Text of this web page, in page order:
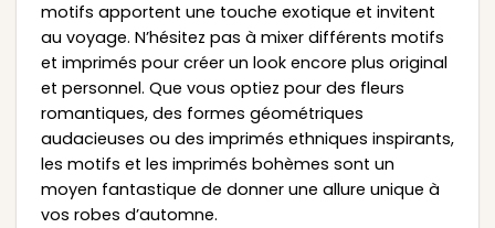
motifs apportent une touche exotique et invitent
au voyage. N’hésitez pas à mixer différents motifs
et imprimés pour créer un look encore plus original
et personnel. Que vous optiez pour des fleurs
romantiques, des formes géométriques
audacieuses ou des imprimés ethniques inspirants,
les motifs et les imprimés bohèmes sont un
moyen fantastique de donner une allure unique à
vos robes d’automne.